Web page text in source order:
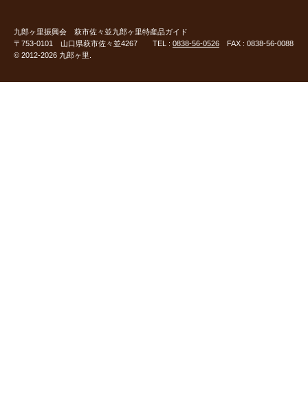
九郎ヶ里振興会 萩市佐々並九郎ヶ里特産品ガイド
〒753-0101 山口県萩市佐々並4267 TEL : 0838-56-0526 FAX : 0838-56-0088
© 2012-2026 九郎ヶ里.